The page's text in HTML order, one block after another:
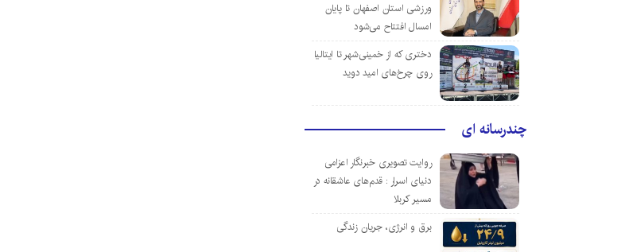
ورزشی استان اصفهان تا پایان
امسال افتتاح می‌شود
دختری که از خمینی‌شهر تا ایتالیا
روی چرخ‌های امید دوید
چندرسانه ای
روایت تصویری خبرنگار اعزامی
دنیای اسرار : قدم‌های عاشقانه در
مسیر کربلا
برق و انرژی، جریان زندگی